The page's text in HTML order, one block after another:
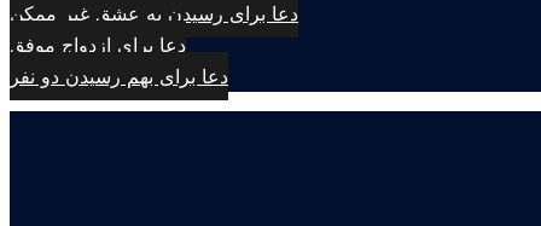
دعا برای رسیدن به عشق غیر ممکن
دعا برای ازدواج موفق
دعا برای بهم رسیدن دو نفر